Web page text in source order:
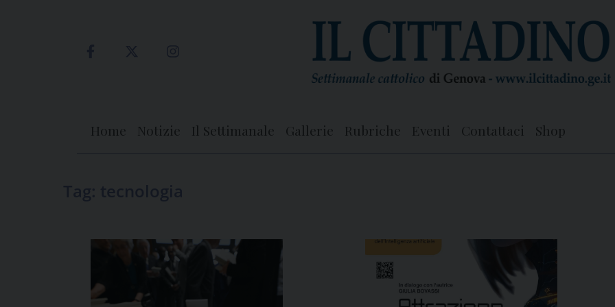
Home Notizie Il Settimanale Gallerie Rubriche Eventi Contattaci Shop